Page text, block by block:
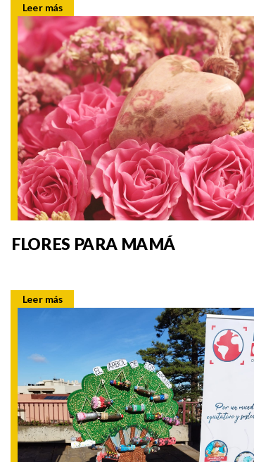
Leer más
FLORES PARA MAMÁ
Leer más